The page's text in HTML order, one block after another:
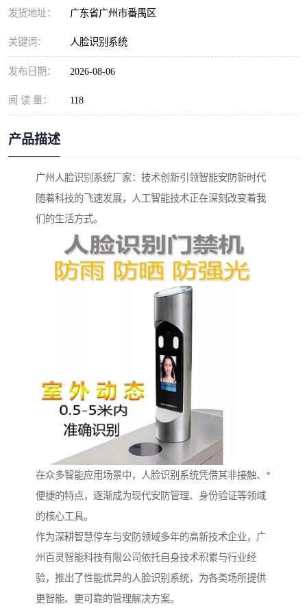
发货地址： 广东省广州市番禺区
关键词： 人脸识别系统
发布日期： 2026-08-06
阅 读 量： 118
产品描述
广州人脸识别系统厂家：技术创新引领智能安防新时代
随着科技的飞速发展，人工智能技术正在深刻改变着我
们的生活方式。
在众多智能应用场景中，人脸识别系统凭借其非接触、*
便捷的特点，逐渐成为现代安防管理、身份验证等领域
的核心工具。
作为深耕智慧停车与安防领域多年的高新技术企业，广
州百灵智能科技有限公司依托自身技术积累与行业经
验，推出了性能优异的人脸识别系统，为各类场所提供
更智能、更可靠的管理解决方案。